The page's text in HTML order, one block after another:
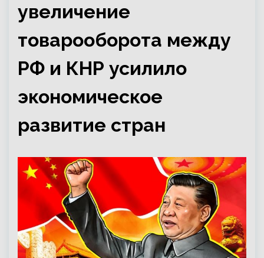
увеличение
товарооборота между
РФ и КНР усилило
экономическое
развитие стран